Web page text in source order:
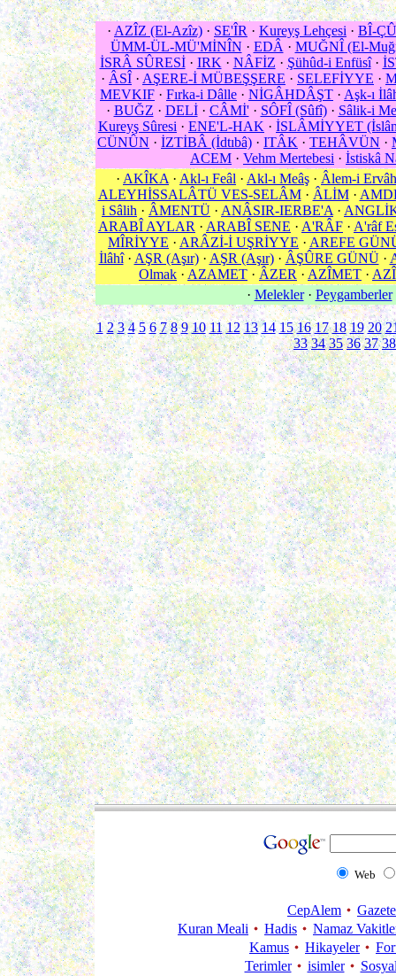
· AZÎZ (El-Azîz) · SE'ÎR · Kureyş Lehçesi · BÎ-
ÜMM-ÜL-MÜ'MİNÎN · EDÂ · MUĞNÎ (El-
İSRÂ SÛRESİ· IRK · NÂFİZ · Şühûd-i Enfüsî·
· ÂSÎ · AŞERE-İ MÜBEŞŞERE · SELEFİYYE ·
MEVKIF · Fırka-i Dâlle · NİGÂHDÂŞT · Aşk-ı
· BUĞZ · DELİ· CÂMİ'· SÔFÎ (Sûfî)· Sâlik-i
Kureyş Sûresi · ENE'L-HAK · İSLÂMİYYET
CÜNÛN · İZTİBÂ (İdtıbâ) · ITÂK · TEHÂVÜN ·
ACEM · Vehm Mertebesi · İstiskâ
· AKÎKA · Akl-ı Feâl · Akl-ı Meâş · Âlem-i Ervâh
ALEYHİSSALÂTÜ VES-SELÂM· ÂLİM·
i Sâlih · ÂMENTÜ · ANÂSIR-IERBE'A ·
ARABÎ AYLAR · ARABÎ SENE · A'RÂF · A'râf
MÎRİYYE · ARÂZİ-İ UŞRİYYE · AREFE
İlâhî· AŞR (Aşır)· AŞR (Aşır)· ÂŞÛRE GÜNÜ·
Olmak · AZAMET · ÂZER · AZÎMET ·
· Melekler· Peygamberler
1 2 3 4 5 6 7 8 9 10 11 12 13 14 15 16 17 18 19 20
33 34 35 36 37 38
Web
CepAlem
Kuran Meali
Hadis
Namaz
Kamus
Hikayeler
Terimler
isimler